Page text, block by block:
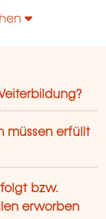
müssen erfüllt
bzw.
erworben